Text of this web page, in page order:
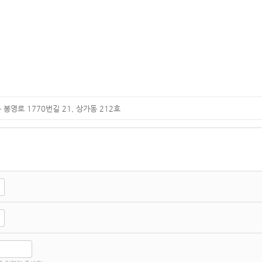
봉영로 1770번길 21, 상가동 212호